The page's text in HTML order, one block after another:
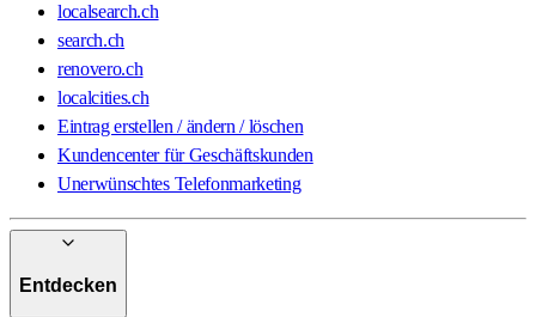
localsearch.ch
search.ch
renovero.ch
localcities.ch
Eintrag erstellen / ändern / löschen
Kundencenter für Geschäftskunden
Unerwünschtes Telefonmarketing
Entdecken